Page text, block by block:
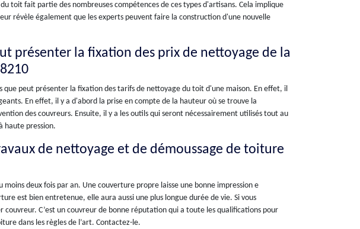
toit fait partie des nombreuses compétences de ces types d'artisans. Cela implique
révèle également que les experts peuvent faire la construction d'une nouvelle
présenter la fixation des prix de nettoyage de la
que peut présenter la fixation des tarifs de nettoyage du toit d'une maison. En effet, il
En effet, il y a d'abord la prise en compte de la hauteur où se trouve la
des couvreurs. Ensuite, il y a les outils qui seront nécessairement utilisés tout au
haute pression.
de nettoyage et de démoussage de toiture
deux fois par an. Une couverture propre laisse une bonne impression e
est bien entretenue, elle aura aussi une plus longue durée de vie. Si vous
couvreur. C’est un couvreur de bonne réputation qui a toute les qualifications pour
dans les règles de l’art. Contactez-le.